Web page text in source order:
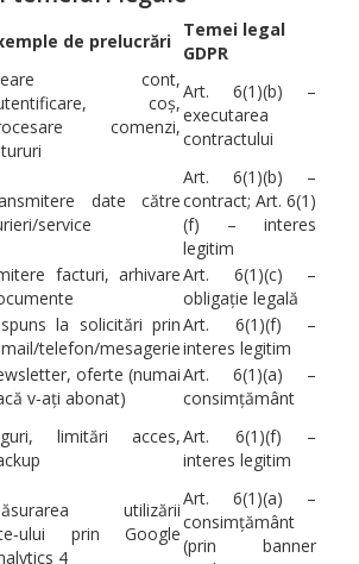
de prelucrări
Temei legal
GDPR
cont,
coș,
comenzi,
Art. 6(1)(b) –
executarea
contractului
date către
service
Art. 6(1)(b) –
contract; Art. 6(1)
(f) – interes
legitim
facturi, arhivareArt. 6(1)(c) –
obligație legală
la solicitări prin
telefon/mesagerie
Art. 6(1)(f) –
interes legitim
oferte (numai
v‑ați abonat)
Art. 6(1)(a) –
consimțământ
limitări acces,Art. 6(1)(f) –
interes legitim
utilizării
prin Google
4
Art. 6(1)(a) –
consimțământ
(prin banner